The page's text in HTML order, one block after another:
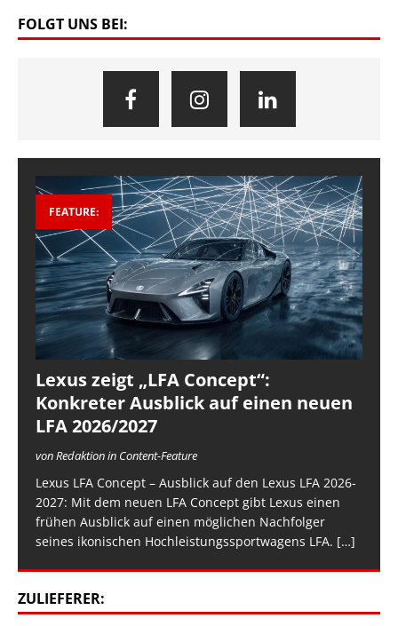
FOLGT UNS BEI:
FEATURE:
Lexus zeigt „LFA Concept“:
Konkreter Ausblick auf einen neuen
LFA 2026/2027
von Redaktion in Content-Feature
Lexus LFA Concept – Ausblick auf den Lexus LFA 2026-
2027: Mit dem neuen LFA Concept gibt Lexus einen
frühen Ausblick auf einen möglichen Nachfolger
seines ikonischen Hochleistungssportwagens LFA. […]
ZULIEFERER: